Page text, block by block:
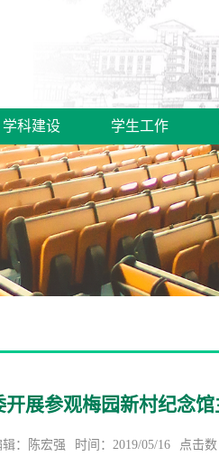
学科建设 学生工作
开展参观梅园新村纪念
辑：陈宏强 时间：2019/05/16 点击数